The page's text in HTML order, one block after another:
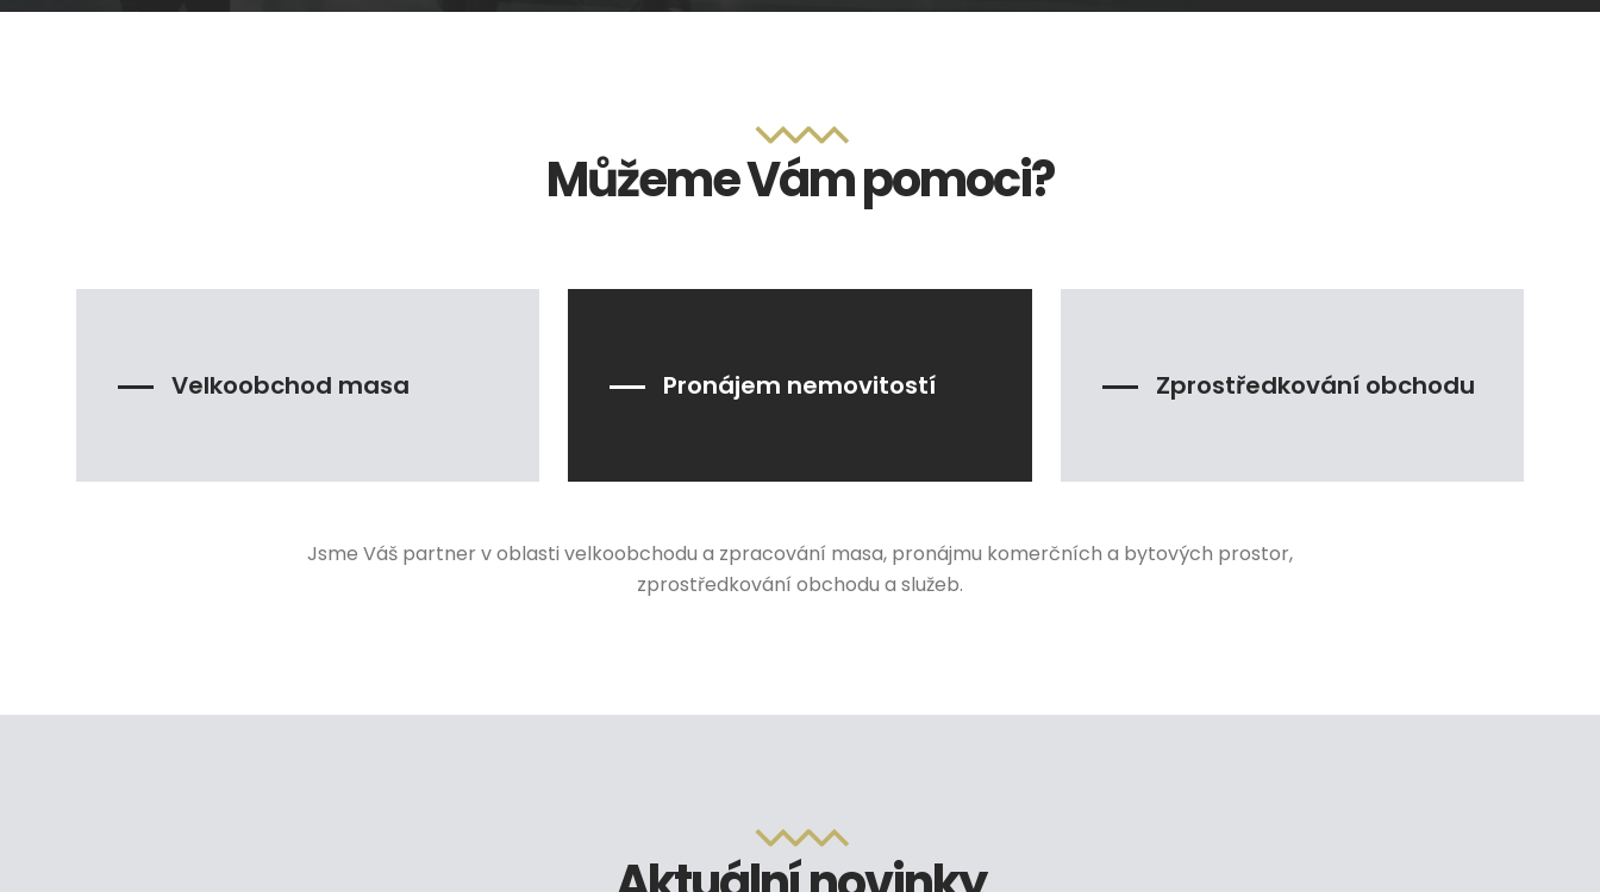
Můžeme Vám pomoci?
Velkoobchod masa Pronájem nemovitostí Zprostředkování obchodu
Jsme Váš partner v oblasti velkoobchodu a zpracování masa, pronájmu komerčních a bytových prostor,
zprostředkování obchodu a služeb.